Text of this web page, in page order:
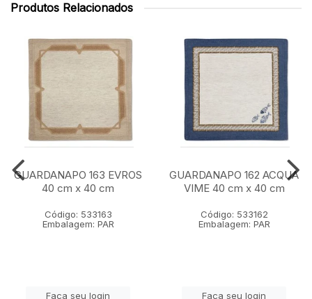
Produtos Relacionados
GUARDANAPO 163 EVROS
40 cm x 40 cm
Código: 533163
Embalagem: PAR
Faça seu login
GUARDANAPO 162 ACQUA
VIME 40 cm x 40 cm
Código: 533162
Embalagem: PAR
Faça seu login